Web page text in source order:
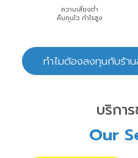
ความเสี่ยงต่ำ
คืนทุนไว กำไรสูง
ทำไมต้องลงทุนกับร้า
บริกา
Our